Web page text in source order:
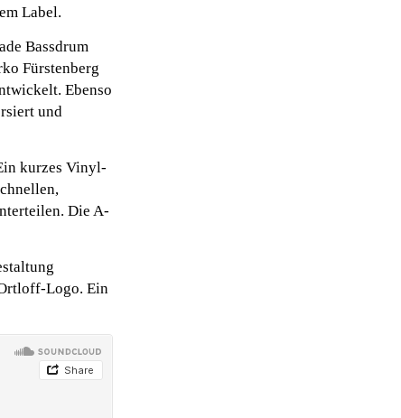
Label.
Bassdrum
Fürstenberg
Ebenso
und
kurzes Vinyl-
Die A-
Logo. Ein